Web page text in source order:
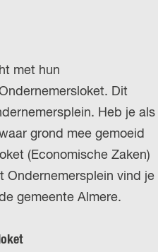
met hun
Dit
Heb je als
grond mee gemoeid
(Economische Zaken)
Ondernemersplein vind je
gemeente Almere.